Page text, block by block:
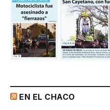
EN EL CHACO